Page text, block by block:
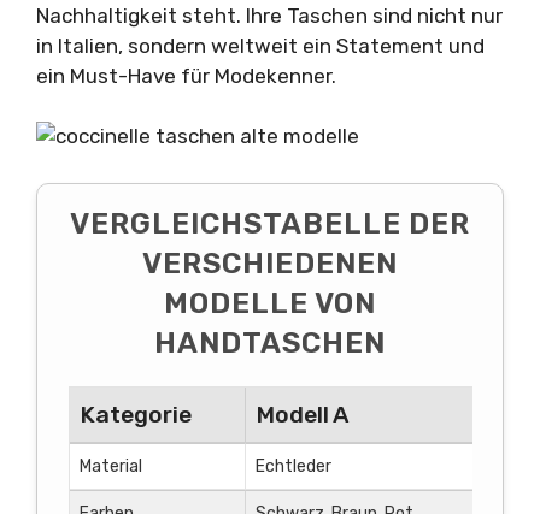
Nachhaltigkeit steht. Ihre Taschen sind nicht nur
in Italien, sondern weltweit ein Statement und
ein Must-Have für Modekenner.
VERGLEICHSTABELLE DER
VERSCHIEDENEN
MODELLE VON
HANDTASCHEN
Kategorie Modell A
Material Echtleder